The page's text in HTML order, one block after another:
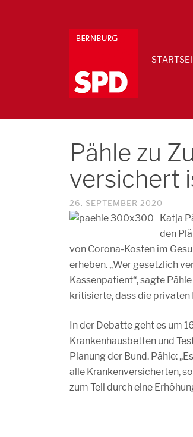
Pähle zu
versichert
26. SEPTEMBER 2020
Katja
den
von Corona-Kosten im
erheben. „Wer gesetzlich
Kassenpatient“, sagte
kritisierte, dass die
In der Debatte geht es um
Krankenhausbetten und
Planung der Bund. Pähle:
alle Krankenversicherten,
zum Teil durch eine